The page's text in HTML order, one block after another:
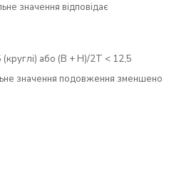
значення відповідає
або (B + H)/2T < 12,5
значення подовження зменшено